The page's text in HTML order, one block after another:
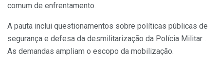
comum de enfrentamento.
A pauta inclui questionamentos sobre políticas públicas de
segurança e defesa da desmilitarização da Polícia Militar .
As demandas ampliam o escopo da mobilização.